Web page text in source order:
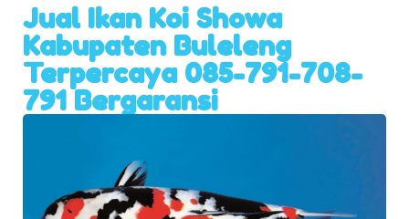
Jual Ikan Koi Showa
Kabupaten Buleleng
Terpercaya 085-791-708-
791 Bergaransi